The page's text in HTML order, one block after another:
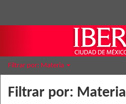
Filtrar por: Materia
Filtrar por: Materia